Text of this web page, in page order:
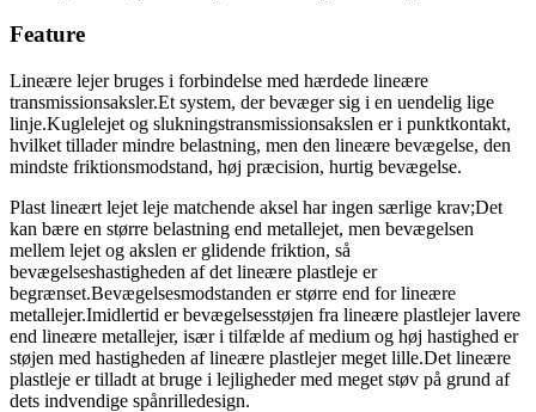
Feature
Lineære lejer bruges i forbindelse med hærdede lineære
transmissionsaksler.Et system, der bevæger sig i en uendelig lige
linje.Kuglelejet og slukningstransmissionsakslen er i punktkontakt,
hvilket tillader mindre belastning, men den lineære bevægelse, den
mindste friktionsmodstand, høj præcision, hurtig bevægelse.
Plast lineært lejet leje matchende aksel har ingen særlige krav;Det
kan bære en større belastning end metallejet, men bevægelsen
mellem lejet og akslen er glidende friktion, så
bevægelseshastigheden af ​​det lineære plastleje er
begrænset.Bevægelsesmodstanden er større end for lineære
metallejer.Imidlertid er bevægelsesstøjen fra lineære plastlejer lavere
end lineære metallejer, især i tilfælde af medium og høj hastighed er
støjen med hastigheden af ​​lineære plastlejer meget lille.Det lineære
plastleje er tilladt at bruge i lejligheder med meget støv på grund af
dets indvendige spånrilledesign.